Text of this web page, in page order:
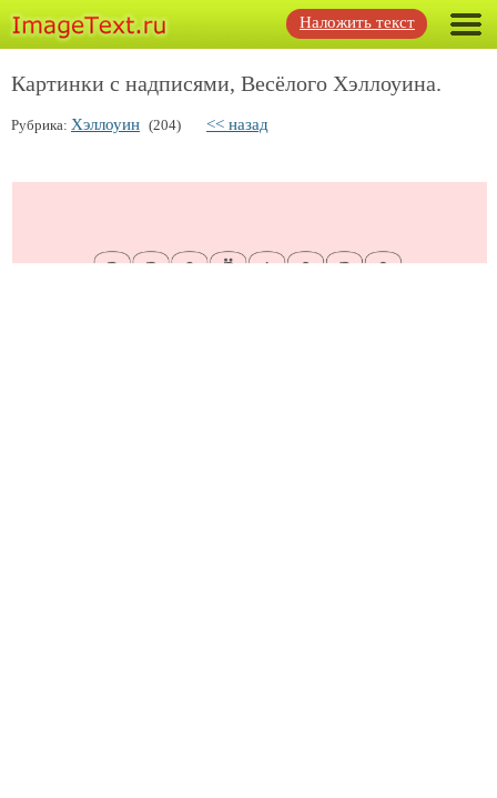
Наложить текст
Картинки с надписями, Весёлого Хэллоуина.
Рубрика: Хэллоуин (204) << назад